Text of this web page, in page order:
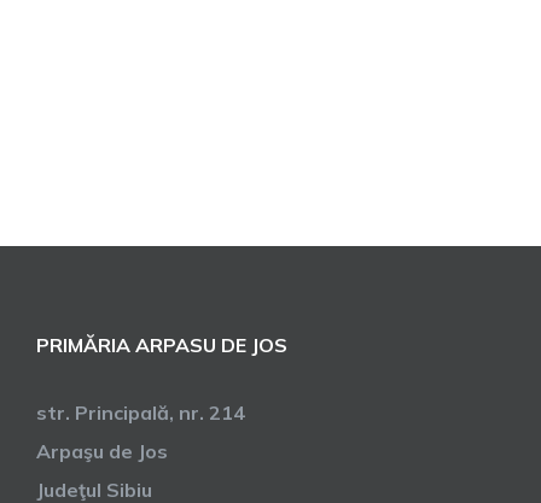
PRIMĂRIA ARPASU DE JOS
str. Principală, nr. 214
Arpaşu de Jos
Judeţul Sibiu